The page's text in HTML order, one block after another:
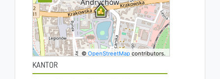
©OpenStreetMapcontributors.
KANTOR